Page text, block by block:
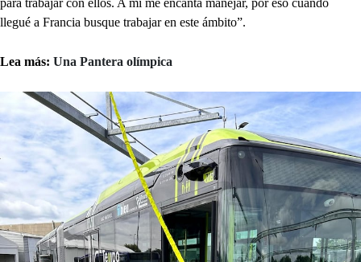
para trabajar con ellos. A mí me encanta manejar, por eso cuando
llegué a Francia busque trabajar en este ámbito”.
Lea más: Una Pantera olímpica